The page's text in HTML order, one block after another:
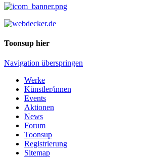
Toonsup hier
Navigation überspringen
Werke
Künstler/innen
Events
Aktionen
News
Forum
Toonsup
Registrierung
Sitemap